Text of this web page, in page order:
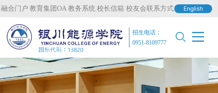
融合门户 教育集团OA 教务系统 校长信箱 校友会联系方式 English
招生电话：
0951-8109777